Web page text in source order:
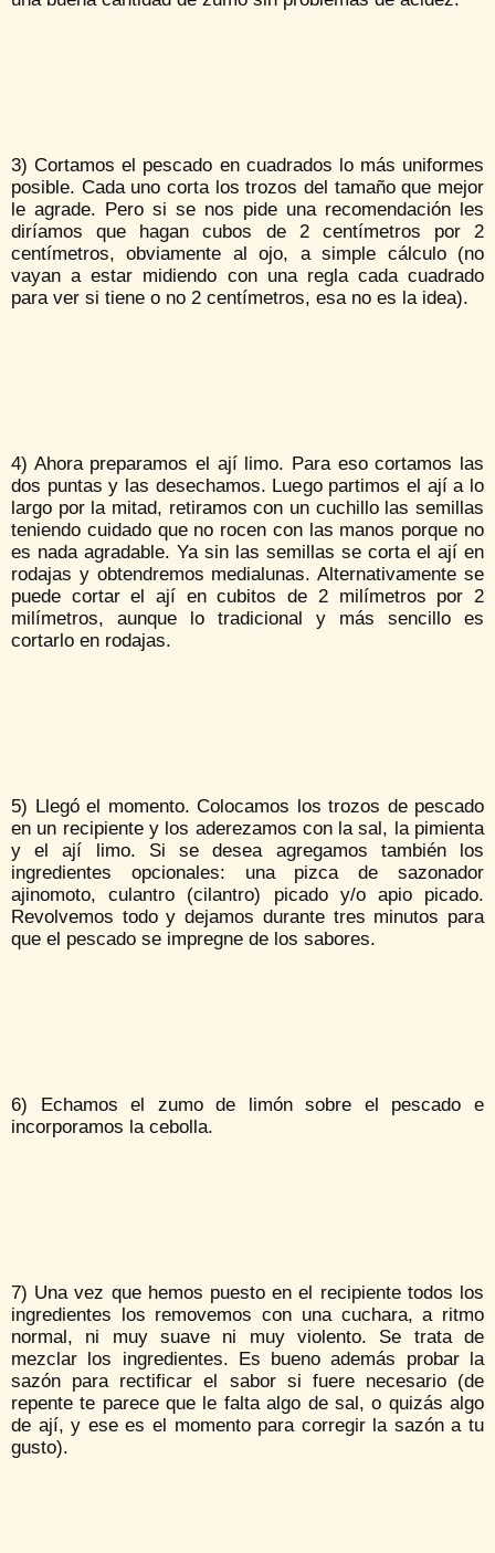
3) Cortamos el pescado en cuadrados lo más uniformes
posible. Cada uno corta los trozos del tamaño que mejor
le agrade. Pero si se nos pide una recomendación les
diríamos que hagan cubos de 2 centímetros por 2
centímetros, obviamente al ojo, a simple cálculo (no
vayan a estar midiendo con una regla cada cuadrado
para ver si tiene o no 2 centímetros, esa no es la idea).
4) Ahora preparamos el ají limo. Para eso cortamos las
dos puntas y las desechamos. Luego partimos el ají a lo
largo por la mitad, retiramos con un cuchillo las semillas
teniendo cuidado que no rocen con las manos porque no
es nada agradable. Ya sin las semillas se corta el ají en
rodajas y obtendremos medialunas. Alternativamente se
puede cortar el ají en cubitos de 2 milímetros por 2
milímetros, aunque lo tradicional y más sencillo es
cortarlo en rodajas.
5) Llegó el momento. Colocamos los trozos de pescado
en un recipiente y los aderezamos con la sal, la pimienta
y el ají limo. Si se desea agregamos también los
ingredientes opcionales: una pizca de sazonador
ajinomoto, culantro (cilantro) picado y/o apio picado.
Revolvemos todo y dejamos durante tres minutos para
que el pescado se impregne de los sabores.
6) Echamos el zumo de limón sobre el pescado e
incorporamos la cebolla.
7) Una vez que hemos puesto en el recipiente todos los
ingredientes los removemos con una cuchara, a ritmo
normal, ni muy suave ni muy violento. Se trata de
mezclar los ingredientes. Es bueno además probar la
sazón para rectificar el sabor si fuere necesario (de
repente te parece que le falta algo de sal, o quizás algo
de ají, y ese es el momento para corregir la sazón a tu
gusto).